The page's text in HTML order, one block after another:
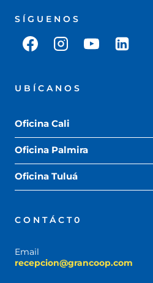
SÍGUENOS
UBÍCANOS
Oficina Cali
Oficina Palmira
Oficina Tuluá
CONTÁCT0
Email
recepcion@grancoop.com